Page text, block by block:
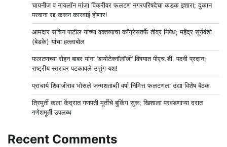
चायनीज व नायलॉन मांजा विक्रीवर फलटण नगरपरिषदेचा कडक इशारा; दुकान
परवाना रद्द करून कारवाई होणार!
आमदार सचिन पाटील यांच्या वक्तव्याचा काँग्रेसतर्फे तीव्र निषेध; महेंद्र सूर्यवंशी
(बेडके) यांचा हल्लाबोल
फलटणच्या रोहन बाबर यांना ‘बायोटेक्नॉलॉजी’ विषयात पीएच.डी. पदवी प्रदान;
राष्ट्रीय स्तरावर पटकावले उत्तुंग यश!
प्राचार्य शिवाजीराव भोसले जन्मशताब्दी वर्षा निमित्त फलटणला उद्या विशेष बैठक
त्रिमुर्ती कला केंद्रात गणपती मूर्तींचे बुकिंग सुरू; खिशाला परवडणाऱ्या दरात
गणेशमूर्ती उपलब्ध
Recent Comments